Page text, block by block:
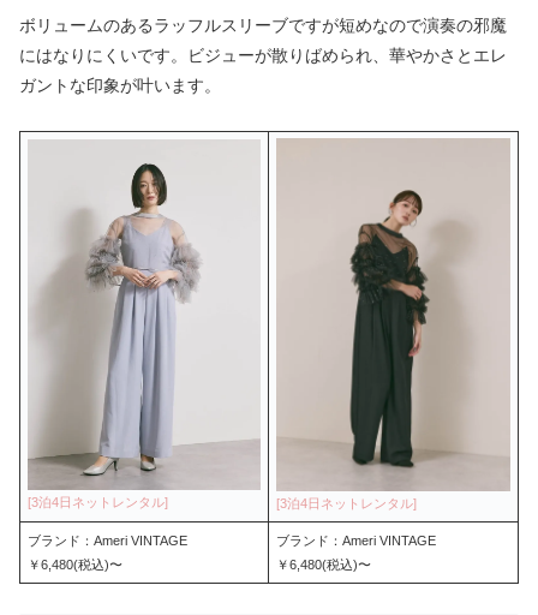
ボリュームのあるラッフルスリーブですが短めなので演奏の邪魔
にはなりにくいです。ビジューが散りばめられ、華やかさとエレ
ガントな印象が叶います。
ブランド：Ameri VINTAGE
￥6,480(税込)〜
ブランド：Ameri VINTAGE
￥6,480(税込)〜